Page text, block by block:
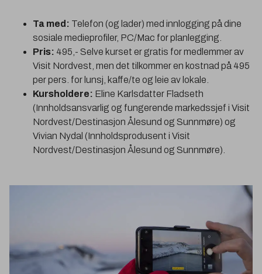
Ta med: Telefon (og lader) med innlogging på dine
sosiale medieprofiler, PC/Mac for planlegging.
Pris: 495,- Selve kurset er gratis for medlemmer av
Visit Nordvest, men det tilkommer en kostnad på 495
per pers. for lunsj, kaffe/te og leie av lokale.
Kursholdere: Eline Karlsdatter Fladseth
(Innholdsansvarlig og fungerende markedssjef i Visit
Nordvest/Destinasjon Ålesund og Sunnmøre) og
Vivian Nydal (Innholdsprodusent i Visit
Nordvest/Destinasjon Ålesund og Sunnmøre).